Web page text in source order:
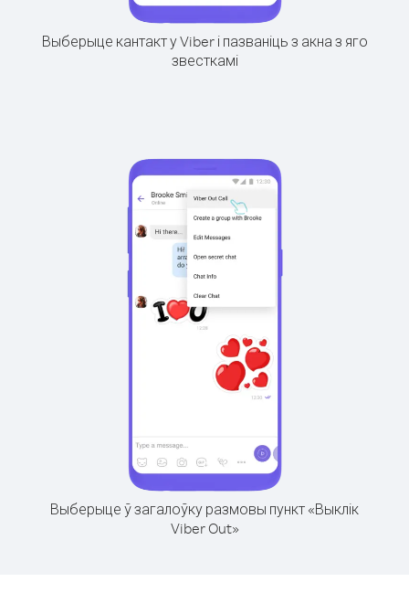
Выберыце кантакт у Viber і пазваніць з акна з яго
звесткамі
Выберыце ў загалоўку размовы пункт «Выклік
Viber Out»